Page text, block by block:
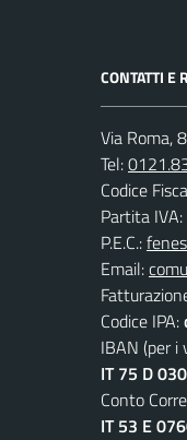
CONTATTI E
Via Roma,
Tel:
Codice
Partita IVA:
P.E.C.:
Email:
Codice IPA:
IBAN (per i
IT 75 D
Conto
IT 53 E